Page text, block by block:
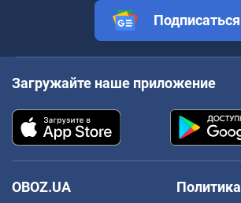
Подписаться
Загружайте наше приложение
OBOZ.UA
Политика